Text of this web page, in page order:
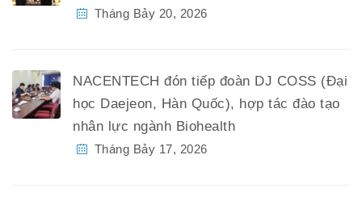
Tháng Bảy 20, 2026
NACENTECH đón tiếp đoàn DJ COSS (Đại
học Daejeon, Hàn Quốc), hợp tác đào tạo
nhân lực ngành Biohealth
Tháng Bảy 17, 2026